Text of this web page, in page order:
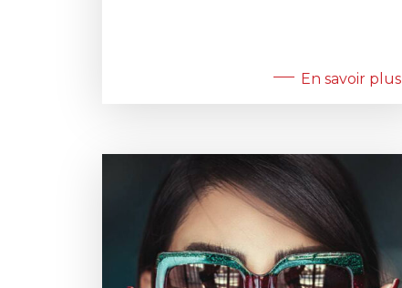
En savoir plus